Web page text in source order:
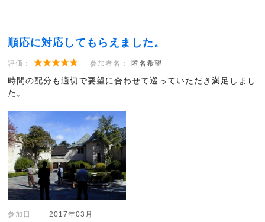
順応に対応してもらえました。
評価： 参加者名： 匿名希望
時間の配分も適切で要望に合わせて巡っていただき満足しまし
た。
参加日
2017年03月